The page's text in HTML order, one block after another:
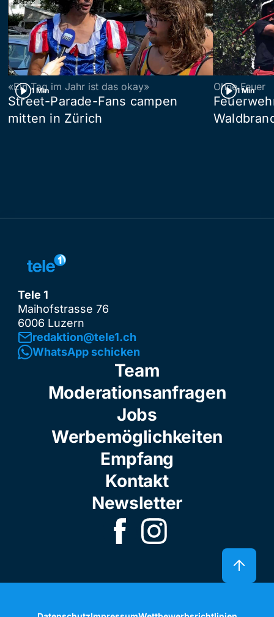
1 Min
«Ein Tag im Jahr ist das okay»
Street-Parade-Fans campen
mitten in Zürich
1 Min
Ohne Feuer
Tele 1
Maihofstrasse 76
6006 Luzern
redaktion@tele1.ch
WhatsApp schicken
Team
Moderationsanfragen
Jobs
Werbemöglichkeiten
Empfang
Kontakt
Newsletter